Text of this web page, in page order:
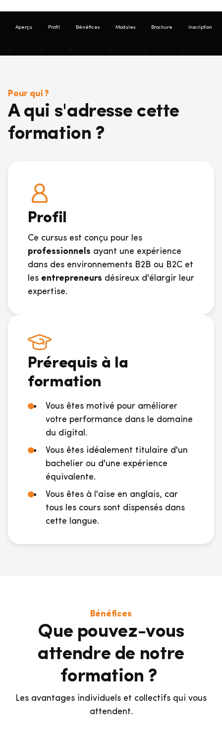
Aperçu Profil Bénéfices Modules Brochure Inscription
Pour qui ?
A qui s'adresse cette
formation ?
Profil
Ce cursus est conçu pour les
professionnels ayant une expérience
dans des environnements B2B ou B2C et
les entrepreneurs désireux d'élargir leur
expertise.
Prérequis à la
formation
Vous êtes motivé pour améliorer
votre performance dans le domaine
du digital.
Vous êtes idéalement titulaire d'un
bachelier ou d'une expérience
équivalente.
Vous êtes à l'aise en anglais, car
tous les cours sont dispensés dans
cette langue.
Bénéfices
Que pouvez-vous
attendre de notre
formation ?
Les avantages individuels et collectifs qui vous
attendent.